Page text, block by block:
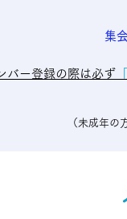
集
バー登録の際は必ず
（未成年の